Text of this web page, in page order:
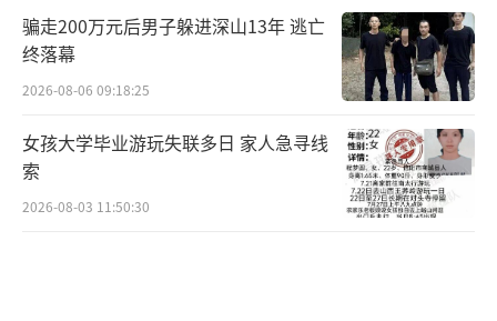
骗走200万元后男子躲进深山13年 逃亡
终落幕
2026-08-06 09:18:25
女孩大学毕业游玩失联多日 家人急寻线
索
2026-08-03 11:50:30